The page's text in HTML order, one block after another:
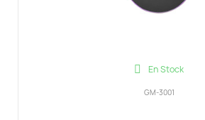
En Stock
GM-3001